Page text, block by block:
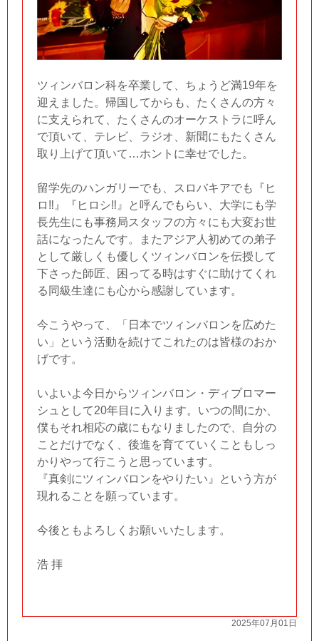
ツィンバロン科を卒業して、ちょうど満19年を
迎えました。帰国してからも、たくさんの方々
に支えられて、たくさんのオーケストラに呼ん
で頂いて、テレビ、ラジオ、新聞にもたくさん
取り上げて頂いて…ホントに幸せでした。
留学先のハンガリーでも、スロバキアでも『ヒ
ロ‼︎』『ヒロシ‼︎』と呼んでもらい、大学にも学
長先生にも事務局スタッフの方々にも大変お世
話になったんです。またアジア人初めての弟子
として厳しくも優しくツィンバロンを伝授して
下さった師匠、困ってる時はすぐに助けてくれ
る同級生達にも心から感謝しています。
今こうやって、「日本でツィンバロンを広めた
い」という活動を続けてこれたのは皆様のおか
げです。
いよいよ今日からツィンバロン・ディプロマー
シュとして20年目に入ります。いつの間にか、
僕もそれ相応の歳にもなりましたので、自分の
ことだけでなく、後進を育てていくこともしっ
かりやって行こうと思っています。
『真剣にツィンバロンをやりたい』という方が
現れることを願っています。
今後ともよろしくお願いいたします。
浩 拝
2025年07月01日